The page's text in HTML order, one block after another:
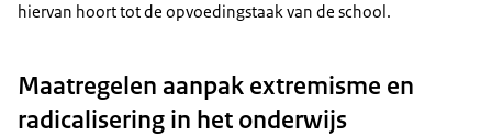
hiervan hoort tot de opvoedingstaak van de school.
Maatregelen aanpak extremisme en
radicalisering in het onderwijs